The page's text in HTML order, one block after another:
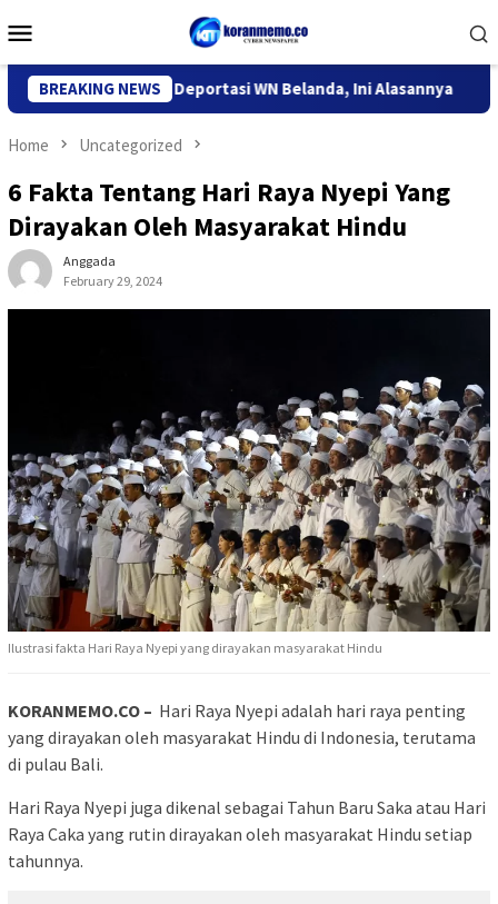
to
Menu
BREAKING NEWS
Kediri Deportasi WN Belanda, Ini Alasannya 9
Home Uncategorized
6 Fakta Tentang Hari Raya Nyepi Yang
Dirayakan Oleh Masyarakat Hindu
Anggada
February 29, 2024
Ilustrasi fakta Hari Raya Nyepi yang dirayakan masyarakat Hindu
KORANMEMO.CO – Hari Raya Nyepi adalah hari raya penting
yang dirayakan oleh masyarakat Hindu di Indonesia, terutama
di pulau Bali.
Hari Raya Nyepi juga dikenal sebagai Tahun Baru Saka atau Hari
Raya Caka yang rutin dirayakan oleh masyarakat Hindu setiap
tahunnya.